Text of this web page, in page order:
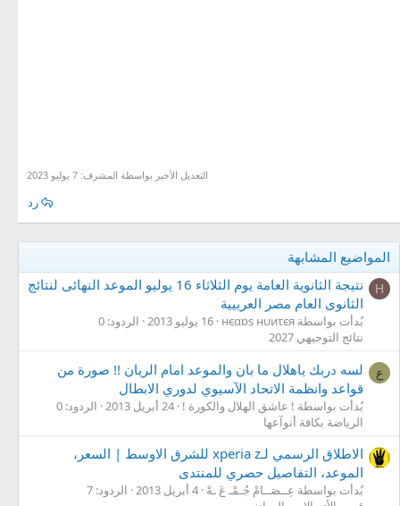
التعديل الأخير بواسطة المشرف: 7 يوليو 2023
رد
المواضيع المشابهة
Н
نتيجة الثانوية العامة يوم الثلاثاء 16 يوليو الموعد النهائى لنتائج
الثانوى العام مصر العربيية
بُدأت بواسطة нєαɒs нυиτєя 16 يوليو 2013
الردود: 0
نتائج التوجيهي 2027
ع
لسه دربك ياهلال ما بان والموعد امام الريان !! صورة من
قواعد وانظمة الاتحاد الآسيوي لدوري الابطال
بُدأت بواسطة ! عاشق الهلال والكورة ! 24 أبريل 2013
الردود: 0
الرياضة بكافة أنوآعها
الاطلاق الرسمي لـxperia z للشرق الاوسط | السعر،
الموعد، التفاصيل حصري للمنتدى
بُدأت بواسطة عِــصَــامْ جُـمْـ عَ ـهْ 4 أبريل 2013
الردود: 7